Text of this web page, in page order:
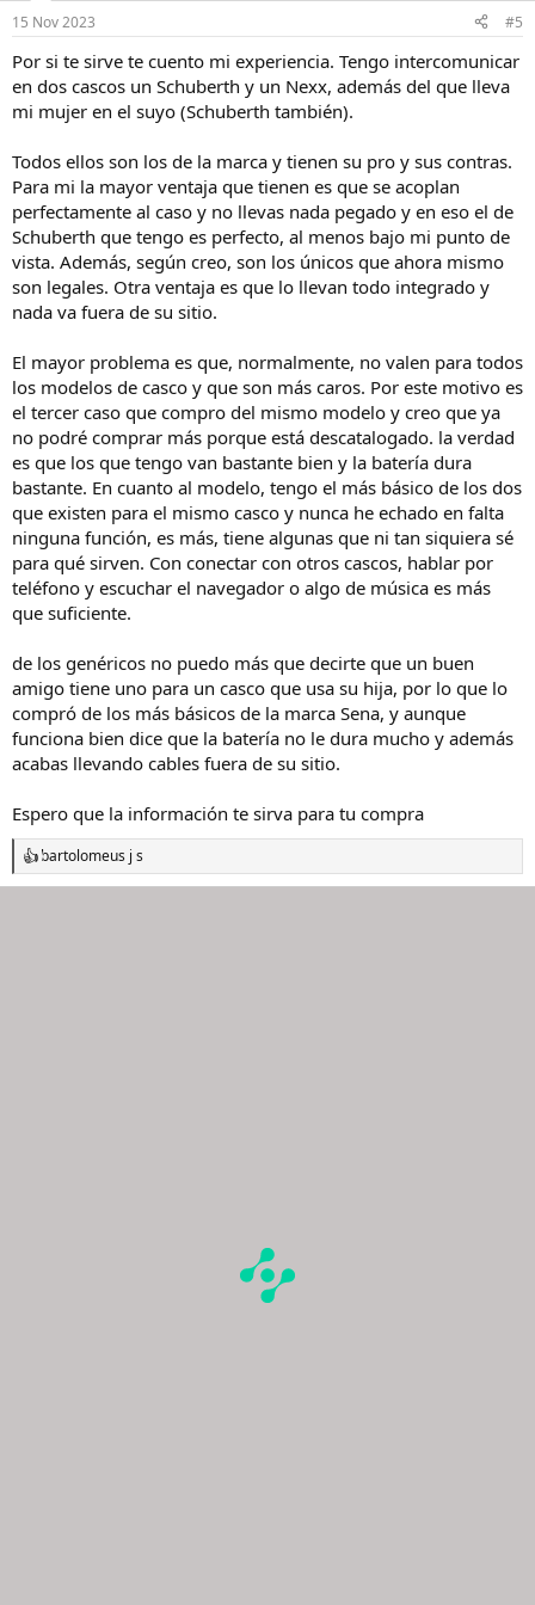
15 Nov 2023 #5
Por si te sirve te cuento mi experiencia. Tengo intercomunicar
en dos cascos un Schuberth y un Nexx, además del que lleva
mi mujer en el suyo (Schuberth también).
Todos ellos son los de la marca y tienen su pro y sus contras.
Para mi la mayor ventaja que tienen es que se acoplan
perfectamente al caso y no llevas nada pegado y en eso el de
Schuberth que tengo es perfecto, al menos bajo mi punto de
vista. Además, según creo, son los únicos que ahora mismo
son legales. Otra ventaja es que lo llevan todo integrado y
nada va fuera de su sitio.
El mayor problema es que, normalmente, no valen para todos
los modelos de casco y que son más caros. Por este motivo es
el tercer caso que compro del mismo modelo y creo que ya
no podré comprar más porque está descatalogado. la verdad
es que los que tengo van bastante bien y la batería dura
bastante. En cuanto al modelo, tengo el más básico de los dos
que existen para el mismo casco y nunca he echado en falta
ninguna función, es más, tiene algunas que ni tan siquiera sé
para qué sirven. Con conectar con otros cascos, hablar por
teléfono y escuchar el navegador o algo de música es más
que suficiente.
de los genéricos no puedo más que decirte que un buen
amigo tiene uno para un casco que usa su hija, por lo que lo
compró de los más básicos de la marca Sena, y aunque
funciona bien dice que la batería no le dura mucho y además
acabas llevando cables fuera de su sitio.
Espero que la información te sirva para tu compra
R
e
bartolomeus j s